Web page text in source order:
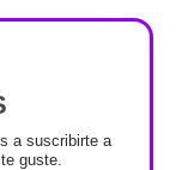
a suscribirte a
guste.